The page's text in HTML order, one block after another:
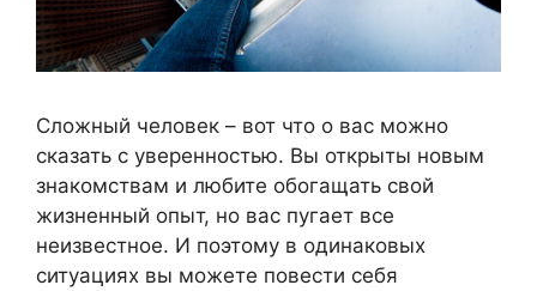
Сложный человек – вот что о вас можно
сказать с уверенностью. Вы открыты новым
знакомствам и любите обогащать свой
жизненный опыт, но вас пугает все
неизвестное. И поэтому в одинаковых
ситуациях вы можете повести себя